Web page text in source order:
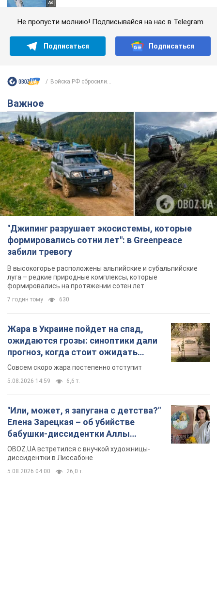
Не пропусти молнию! Подписывайся на нас в Telegram
Подписаться Подписаться
Войска РФ сбросили...
Важное
"Джипинг разрушает экосистемы, которые
формировались сотни лет": в Greenpeace
забили тревогу
В высокогорье расположены альпийские и субальпийские
луга – редкие природные комплексы, которые
формировались на протяжении сотен лет
7 годин тому 630
Жара в Украине пойдет на спад,
ожидаются грозы: синоптики дали
прогноз, когда стоит ожидать
изменения погоды
Совсем скоро жара постепенно отступит
5.08.2026 14:59 6,6 т.
"Или, может, я запугана с детства?"
Елена Зарецкая – об убийстве
бабушки-диссидентки Аллы
Горской, критике сына Стуса и
бегстве в Португалию с пятью
детьми
OBOZ.UA встретился с внучкой художницы-
диссидентки в Лиссабоне
5.08.2026 04:00 26,0 т.